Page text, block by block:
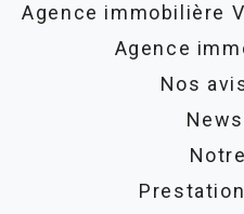
Agence immobilière
Agence
Nos